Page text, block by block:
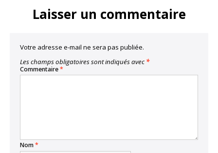
Laisser un commentaire
Votre adresse e-mail ne sera pas publiée.
Les champs obligatoires sont indiqués avec *
Commentaire*
Nom*